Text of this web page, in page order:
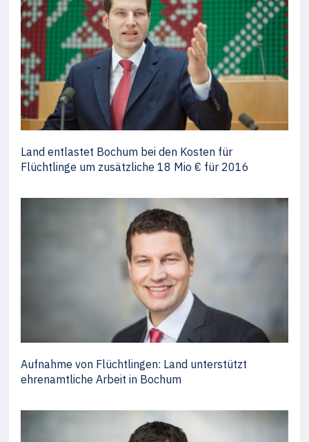
Land entlastet Bochum bei den Kosten für
Flüchtlinge um zusätzliche 18 Mio € für 2016
Aufnahme von Flüchtlingen: Land unterstützt
ehrenamtliche Arbeit in Bochum